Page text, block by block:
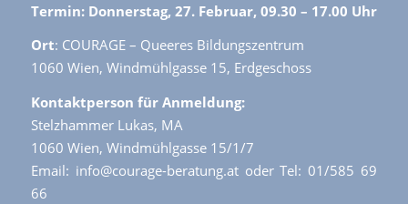
Termin: Donnerstag, 27. Februar, 09.30 – 17.00 Uhr
Ort: COURAGE – Queeres Bildungszentrum
1060 Wien, Windmühlgasse 15, Erdgeschoss
Kontaktperson für Anmeldung:
Stelzhammer Lukas, MA
1060 Wien, Windmühlgasse 15/1/7
Email: info@courage-beratung.at oder Tel: 01/585 69
66